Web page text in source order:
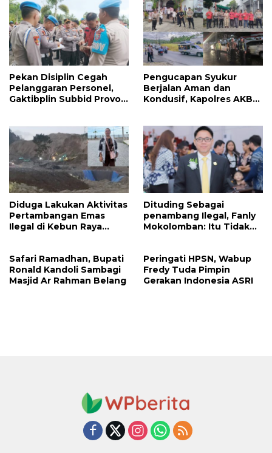
Pekan Disiplin Cegah
Pelanggaran Personel,
Gaktibplin Subbid Provos
Pengucapan Syukur
Berjalan Aman dan
Kondusif, Kapolres AKBP
Mitra
Diduga Lakukan Aktivitas
Pertambangan Emas
Ilegal di Kebun Raya
Sondakh
Dituding Sebagai
penambang Ilegal, Fanly
Mokolomban: Itu Tidak
Safari Ramadhan, Bupati
Ronald Kandoli Sambagi
Masjid Ar Rahman Belang
Peringati HPSN, Wabup
Fredy Tuda Pimpin
Gerakan Indonesia ASRI